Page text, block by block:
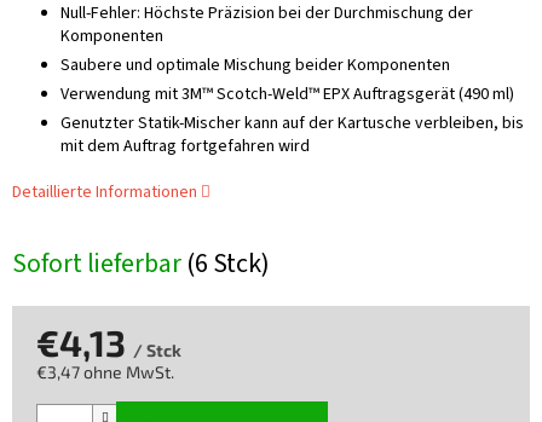
Sofort lieferbar(6 Stck)
Null-Fehler: Höchste Präzision bei der Durchmischung der
Komponenten
Saubere und optimale Mischung beider Komponenten
Verwendung mit 3M™ Scotch-Weld™ EPX Auftragsgerät (490 ml)
Genutzter Statik-Mischer kann auf der Kartusche verbleiben, bis
mit dem Auftrag fortgefahren wird
Detaillierte Informationen
€4,13 / Stck
€3,47 ohne MwSt.